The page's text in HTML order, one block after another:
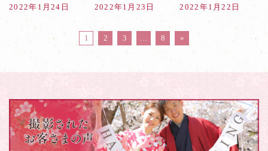
2022年1月24日
2022年1月23日
2022年1月22日
1 2 3 8 »